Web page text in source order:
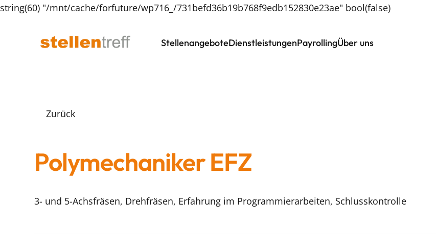
string(60) "/mnt/cache/forfuture/wp716_/731befd36b19b768f9edb152830e23ae" bool(false)
StellenangeboteDienstleistungenPayrollingÜber uns
Zurück
Polymechaniker EFZ
3- und 5-Achsfräsen, Drehfräsen, Erfahrung im Programmierarbeiten, Schlusskontrolle